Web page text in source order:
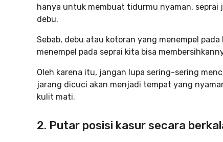
hanya untuk membuat tidurmu nyaman,
debu.
Sebab, debu atau kotoran yang menempel
menempel pada seprai kita bisa
Oleh karena itu, jangan lupa sering-sering
jarang dicuci akan menjadi tempat yang
kulit mati.
2. Putar posisi kasur secara